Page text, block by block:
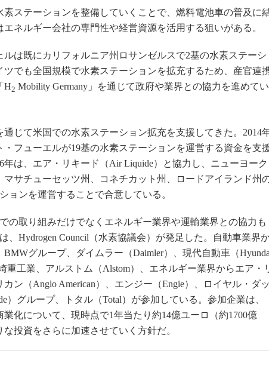
グローバル設計・開発
新型コロナへの対応
ステーションを整備していくことで、燃料電池車の普及に
ネルギー会社の専門性や経営資源を活用する狙いがある。
は既にカリフォルニア州ロサンゼルスで2基の水素ステーシ
ツでも全国規模で水素ステーションを拡充するため、産官連
H2 Mobility Germany」を通じて政府や業界との協力を進めてい
じて米国での水素ステーション拡充を支援してきた。2014
フューエルが19基の水素ステーションを運営する資金を支
年は、エア・リキード（Air Liquide）と協力し、ニューヨーク
サチューセッツ州、コネチカット州、ロードアイランド州
ョンを運営することで合意している。
の取り組みだけでなくエネルギー業界や運輸業界との協力も
、Hydrogen Council（水素協議会）が発足した。自動車業界
グループ、ダイムラー（Daimler）、現代自動車（
重工業、アルストム（Alstom）、エネルギー業界からエア・
ン（Anglo American）、エンジー（Engie）、ロイヤル・ダッ
）グループ、トタル（Total）が参加している。参加企業は、
化について、現時点で1年当たり約14億ユーロ（約1700億
投資をさらに加速させていく方針だ。